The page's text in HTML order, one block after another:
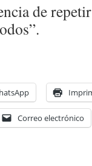
de
Correo electrónico